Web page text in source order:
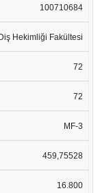
100710684
Hekimliği Fakültesi
72
72
MF-3
459,75528
16.800